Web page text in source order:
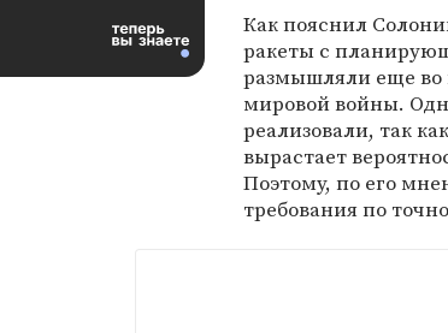
Как пояснил
ракеты с
размышляли еще во
мировой войны.
реализовали, так
вырастает
Поэтому, по его
требования по